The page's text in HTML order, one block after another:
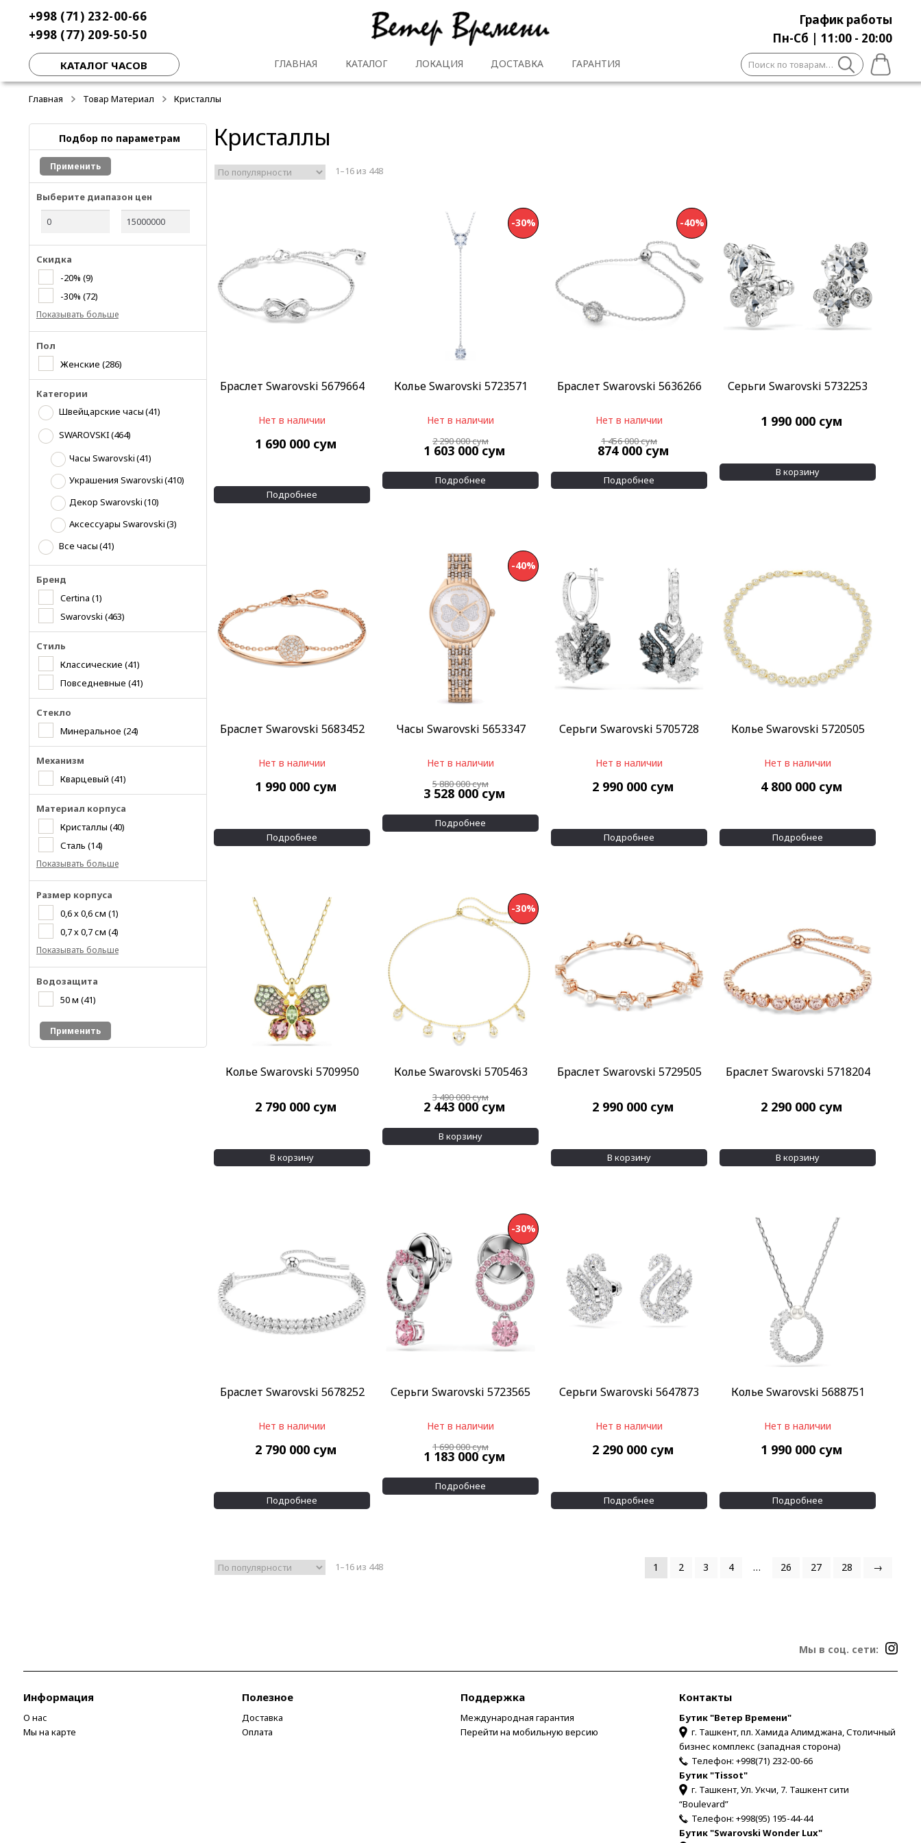
навигации
содержимому
+998 (71) 232-00-66
+998 (77) 209-50-50
График работы
Пн-Сб | 11:00 - 20:00
КАТАЛОГ ЧАСОВ ГЛАВНАЯ КАТАЛОГ ЛОКАЦИЯ ДОСТАВКА ГАРАНТИЯ Искать:
Главная Товар Материал Кристаллы
Подбор по параметрам
Применить
Выберите диапазон цен
Скидка
-20% (9)
-30% (72)
Показывать больше
Пол
Женские (286)
Категории
Швейцарские часы(41)
SWAROVSKI(464)
Часы Swarovski(41)
Украшения Swarovski(410)
Декор Swarovski(10)
Аксессуары Swarovski(3)
Все часы(41)
Бренд
Certina (1)
Swarovski (463)
Стиль
Классические (41)
Повседневные (41)
Стекло
Минеральное (24)
Механизм
Кварцевый (41)
Материал корпуса
Кристаллы (40)
Сталь (14)
Показывать больше
Размер корпуса
0,6 х 0,6 см (1)
0,7 х 0,7 см (4)
Показывать больше
Водозащита
50 м (41)
Применить
Кристаллы
1–16 из 448
Браслет Swarovski 5679664
Нет в наличии
1 690 000 сум
Подробнее
Колье Swarovski 5723571
-30%
Нет в наличии
2 290 000сум
1 603 000сум
Подробнее
Браслет Swarovski 5636266
-40%
Нет в наличии
1 456 000сум
874 000 сум
Подробнее
Серьги Swarovski 5732253
1 990 000 сум
В корзину
Браслет Swarovski 5683452
Нет в наличии
1 990 000 сум
Подробнее
Часы Swarovski 5653347
-40%
Нет в наличии
5 880 000сум
3 528 000сум
Подробнее
Серьги Swarovski 5705728
Нет в наличии
2 990 000 сум
Подробнее
Колье Swarovski 5720505
Нет в наличии
4 800 000 сум
Подробнее
Колье Swarovski 5709950
2 790 000 сум
В корзину
Колье Swarovski 5705463
-30%
3 490 000сум
2 443 000сум
В корзину
Браслет Swarovski 5729505
2 990 000 сум
В корзину
Браслет Swarovski 5718204
2 290 000 сум
В корзину
Браслет Swarovski 5678252
Нет в наличии
2 790 000 сум
Подробнее
Серьги Swarovski 5723565
-30%
Нет в наличии
1 690 000сум
1 183 000сум
Подробнее
Серьги Swarovski 5647873
Нет в наличии
2 290 000 сум
Подробнее
Колье Swarovski 5688751
Нет в наличии
1 990 000 сум
Подробнее
1–16 из 448 1 2 3 4 … 26 27 28 →
Мы в соц. сети:
Информация
О нас
Мы на карте
Полезное
Доставка
Оплата
Поддержка
Международная гарантия
Перейти на мобильную версию
Контакты
Бутик "Ветер Времени"
г. Ташкент, пл. Хамида Алимджана, Столичный
бизнес комплекс (западная сторона)
Телефон: +998(71) 232-00-66
Бутик "Tissot"
г. Ташкент, Ул. Укчи, 7. Ташкент сити
“Boulevard”
Телефон: +998(95) 195-44-44
Бутик "Swarovski Wonder Lux"